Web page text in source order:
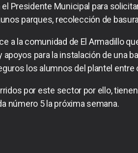
Presidente Municipal para
parques, recolección de
a la comunidad de El Armadillo
para la instalación de una
los alumnos del plantel
por este sector por ello,
número 5 la próxima semana.